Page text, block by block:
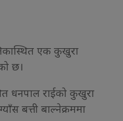
एक कुखुरा
छ।
धनपाल राईको कुखुरा
बत्ती बाल्नेक्रममा